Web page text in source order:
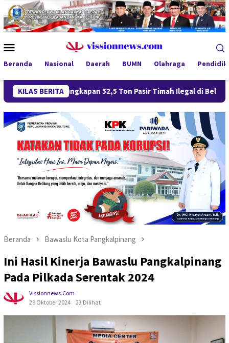
Loncat
ke
konten
Mobile
Beranda Nasional Daerah BUMN Olahraga
KILAS BERITA
Pengungkapan 52,5 Ton Pasir Timah Ilegal di Belitung
Beranda Bawaslu Kota Pangkalpinang
Ini Hasil Kinerja Bawaslu Pangkalpinang
Pada Pilkada Serentak 2024
Vissionnews.com
29 Oktober 2024
23 Dilihat